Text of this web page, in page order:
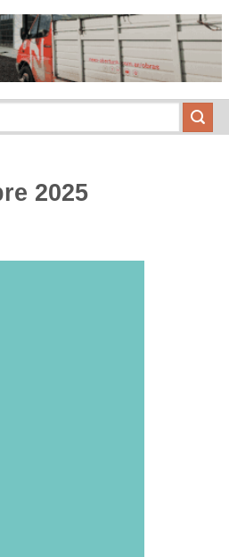
2025